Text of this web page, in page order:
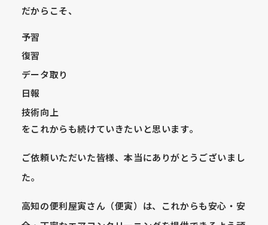
だからこそ、
予習
復習
データ取り
日報
技術向上
をこれからも続けていきたいと思います。
ご依頼いただいた皆様、本当にありがとうございまし
た。
高知の便利屋寅さん（便寅）は、これからも安心・安